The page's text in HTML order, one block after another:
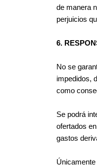
de manera
perjuicios
6.
No se
impedidos,
como
Se podrá
ofertados
gastos